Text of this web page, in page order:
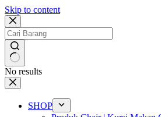
Skip to content
No results
SHOP